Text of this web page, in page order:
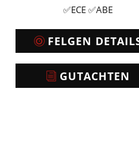
✅ECE ✅ABE
FELGEN
GUTACHTEN